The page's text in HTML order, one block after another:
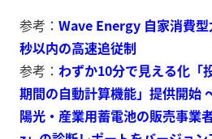
参考： Wave Energy 自家消費
秒以内の高速追従制
参考： わずか10分で見える化「
期間の自動計算機能」提供開始
陽光・産業用蓄電池の販売事業